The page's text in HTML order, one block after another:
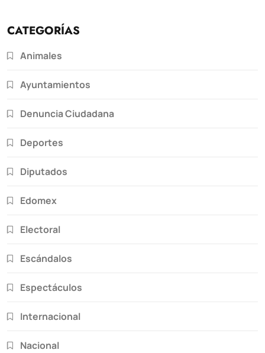
CATEGORÍAS
Animales
Ayuntamientos
Denuncia Ciudadana
Deportes
Diputados
Edomex
Electoral
Escándalos
Espectáculos
Internacional
Nacional